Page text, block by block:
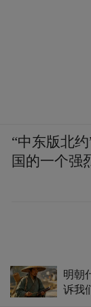
明朝
诉我
“中东版北
国的一个强